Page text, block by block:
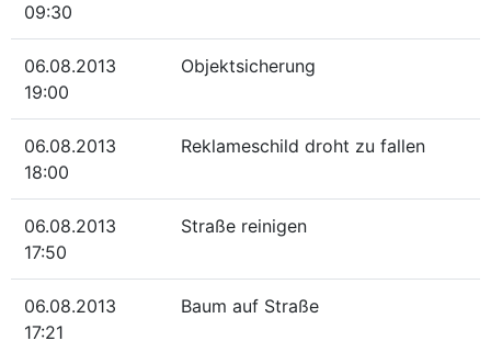
09:30
06.08.2013
19:00
Objektsicherung
06.08.2013
18:00
Reklameschild droht zu fallen
06.08.2013
17:50
Straße reinigen
06.08.2013
17:21
Baum auf Straße